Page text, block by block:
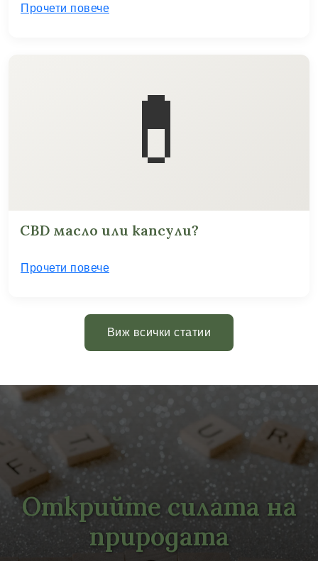
Прочети повече
💊
CBD масло или капсули?
Прочети повече
Виж всички статии
Открийте силата на
природата